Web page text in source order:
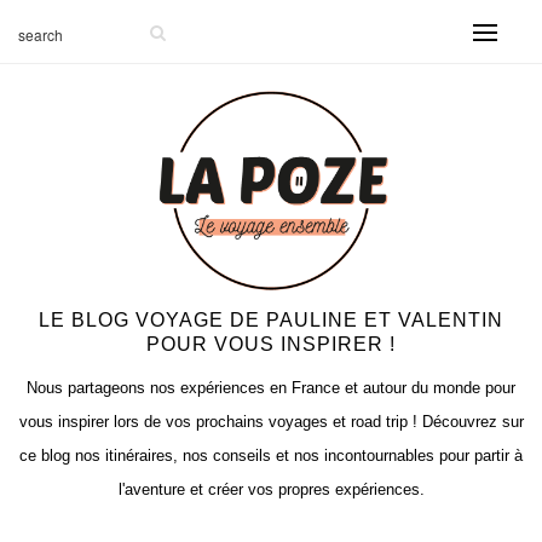
LE BLOG VOYAGE DE PAULINE ET VALENTIN
POUR VOUS INSPIRER !
Nous partageons nos expériences en France et autour du monde pour
vous inspirer lors de vos prochains voyages et road trip ! Découvrez sur
ce blog nos itinéraires, nos conseils et nos incontournables pour partir à
l'aventure et créer vos propres expériences.